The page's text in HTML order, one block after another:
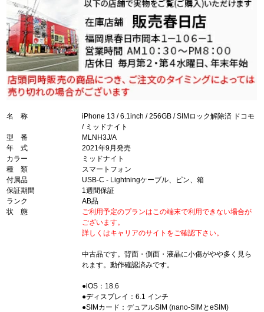
名 称
iPhone 13 / 6.1inch / 256GB / SIMロック解除済 ドコモ
/ ミッドナイト
型 番
MLNH3J/A
年 式
2021年9月発売
カラー
ミッドナイト
種 類
スマートフォン
付属品
USB-C - Lightningケーブル、ピン、箱
保証期間
1週間保証
ランク
AB品
状 態
ご利用予定のプランはこの端末で利用できない場合が
ございます。
詳しくはキャリアのサイトをご確認下さい。
中古品です。背面・側面・液晶に小傷がやや多く見ら
れます。動作確認済みです。
●iOS：18.6
●ディスプレイ：6.1 インチ
●SIMカード：デュアルSIM (nano-SIMとeSIM)